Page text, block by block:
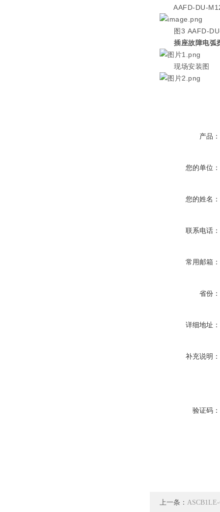
AAFD-DU-M12
图3 AAFD-DU-
插座故障电弧
现场安装图
产品：
您的单位：
您的姓名：
联系电话：
常用邮箱：
省份：
详细地址：
补充说明：
验证码：
上一条：